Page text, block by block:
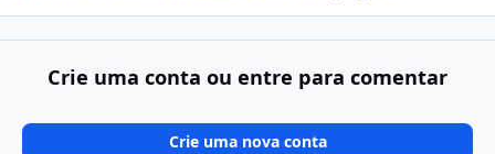
Crie uma conta ou entre para comentar
Crie uma nova conta